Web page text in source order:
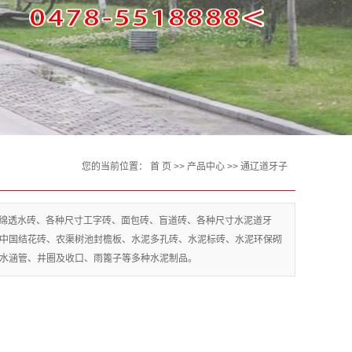
您的当前位置： 首 页 >> 产品中心 >> 通辽道牙子
水砖、各种尺寸工字砖、面包砖、盲道砖、各种尺寸水泥道牙
结花砖、农渠树池封檐板、水泥多孔砖、水泥标砖、水泥环保砌
管、井圈及收口、雨篦子等多种水泥制品。